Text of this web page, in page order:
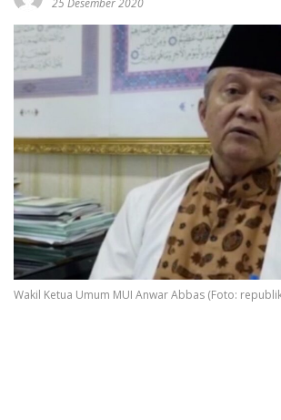
25 Desember 2020
Wakil Ketua Umum MUI Anwar Abbas (Foto: